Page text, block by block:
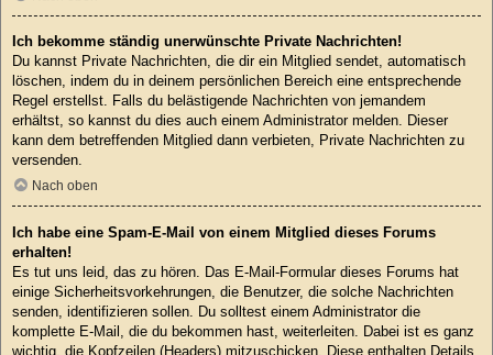
Ich bekomme ständig unerwünschte Private Nachrichten!
Du kannst Private Nachrichten, die dir ein Mitglied sendet, automatisch
löschen, indem du in deinem persönlichen Bereich eine entsprechende
Regel erstellst. Falls du belästigende Nachrichten von jemandem
erhältst, so kannst du dies auch einem Administrator melden. Dieser
kann dem betreffenden Mitglied dann verbieten, Private Nachrichten zu
versenden.
Nach oben
Ich habe eine Spam-E-Mail von einem Mitglied dieses Forums
erhalten!
Es tut uns leid, das zu hören. Das E-Mail-Formular dieses Forums hat
einige Sicherheitsvorkehrungen, die Benutzer, die solche Nachrichten
senden, identifizieren sollen. Du solltest einem Administrator die
komplette E-Mail, die du bekommen hast, weiterleiten. Dabei ist es ganz
wichtig, die Kopfzeilen (Headers) mitzuschicken. Diese enthalten Details